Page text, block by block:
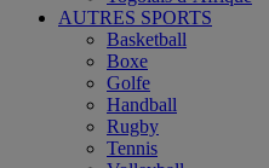
AUTRES SPORTS
Basketball
Boxe
Golfe
Handball
Rugby
Tennis